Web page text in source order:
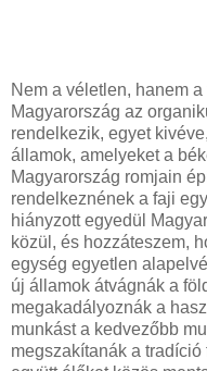
Nem a véletlen, hanem
Magyarország az
rendelkezik, egyet
államok, amelyeket a
Magyarország romjain
rendelkeznének a faji
hiányzott egyedül
közül, és hozzáteszem,
egység egyetlen
új államok átvágnák a
megakadályoznák a
munkást a kedvezőbb
megszakítanák a